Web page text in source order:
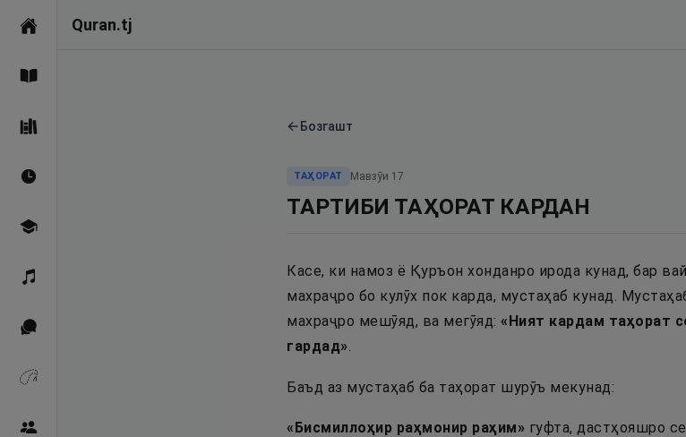
Quran.tj
Асосӣ
←Бозгашт
ТАҲОРАТ Мавзӯи 17
ТАРТИБИ ТАҲОРАТ КАРДАН
Касе, ки намоз ё Қуръон хонданро ирода кунад, бар
махраҷро бо кулӯх пок карда, мустаҳаб кунад.
махраҷро мешӯяд, ва мегӯяд: «Ният кардам таҳорат
гардад».
Баъд аз мустаҳаб ба таҳорат шурӯъ мекунад:
«Бисмиллоҳир раҳмонир раҳим» гуфта, дастҳояшро